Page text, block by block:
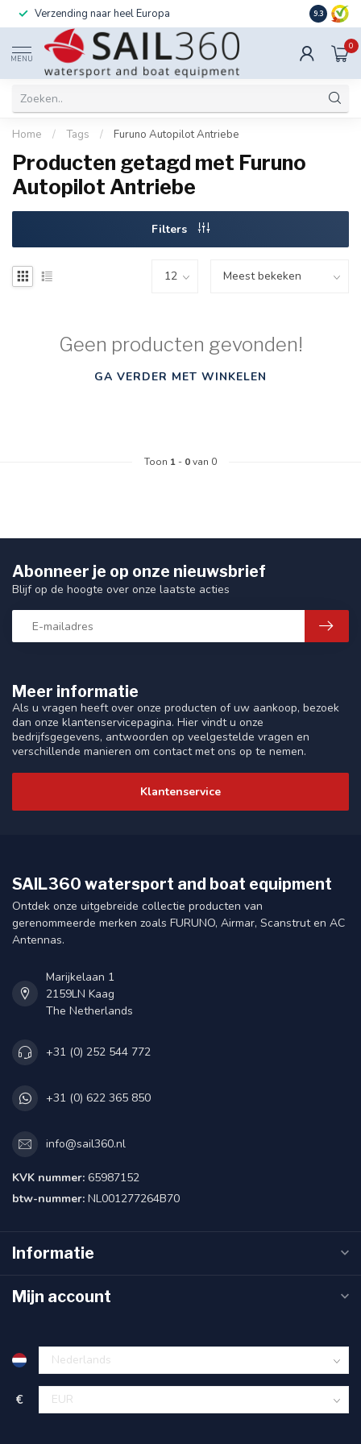
Verzending naar heel Europa Ook
9.3
MENU
0
Home / Tags / Furuno Autopilot Antriebe
Producten getagd met Furuno
Autopilot Antriebe
Filters
Geen producten gevonden!
GA VERDER MET WINKELEN
Toon 1 - 0van 0
Meer informatie
Als u vragen heeft over onze producten of uw aankoop, bezoek
dan onze klantenservicepagina. Hier vindt u onze
bedrijfsgegevens, antwoorden op veelgestelde vragen en
verschillende manieren om contact met ons op te nemen.
Klantenservice
Abonneer je op onze nieuwsbrief
Blijf op de hoogte over onze laatste acties
SAIL360 watersport and boat equipment
Ontdek onze uitgebreide collectie producten van
gerenommeerde merken zoals FURUNO, Airmar, Scanstrut en AC
Antennas.
Marijkelaan 1
2159LN Kaag
The Netherlands
+31 (0) 252 544 772
+31 (0) 622 365 850
info@sail360.nl
KVK nummer: 65987152
btw-nummer: NL001277264B70
Informatie
Mijn account
€